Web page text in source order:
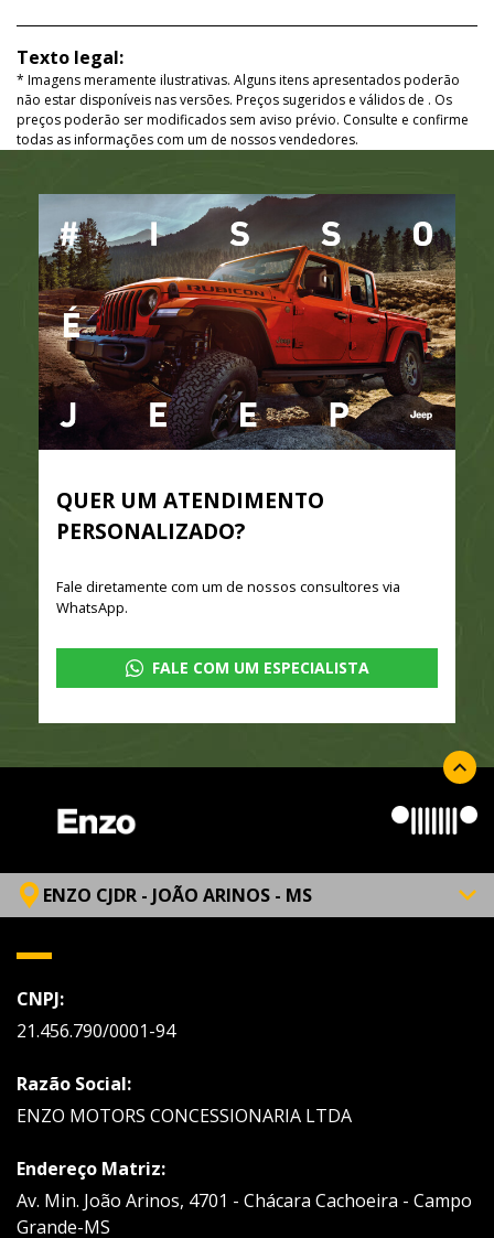
Texto legal:
* Imagens meramente ilustrativas. Alguns itens apresentados poderão
não estar disponíveis nas versões. Preços sugeridos e válidos de . Os
preços poderão ser modificados sem aviso prévio. Consulte e confirme
todas as informações com um de nossos vendedores.
QUER UM ATENDIMENTO
PERSONALIZADO?
Fale diretamente com um de nossos consultores via
WhatsApp.
FALE COM UM ESPECIALISTA
ENZO CJDR - JOÃO ARINOS - MS
CNPJ:
21.456.790/0001-94
Razão Social:
ENZO MOTORS CONCESSIONARIA LTDA
Endereço Matriz:
Av. Min. João Arinos, 4701 - Chácara Cachoeira - Campo
Grande-MS